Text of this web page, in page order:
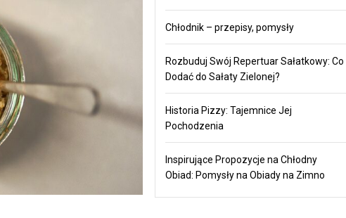
Chłodnik – przepisy, pomysły
Rozbuduj Swój Repertuar Sałatkowy: Co
Dodać do Sałaty Zielonej?
Historia Pizzy: Tajemnice Jej
Pochodzenia
Inspirujące Propozycje na Chłodny
Obiad: Pomysły na Obiady na Zimno